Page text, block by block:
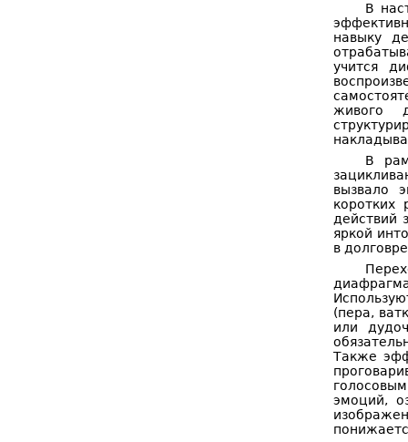
В
навыку
учится
живого
В
вызвало
коротких
действий
яркой
в
(пера,
или
Также
эмоций,